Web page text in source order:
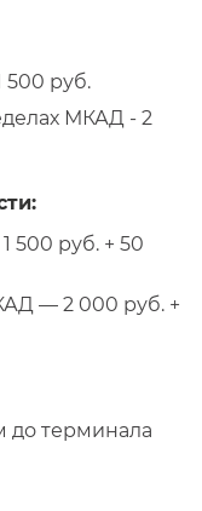
500 руб.
МКАД - 2
500 руб. + 50
— 2 000 руб. +
до терминала